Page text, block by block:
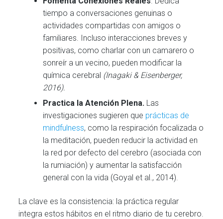
tiempo a conversaciones genuinas o
actividades compartidas con amigos o
familiares. Incluso interacciones breves y
positivas, como charlar con un camarero o
sonreír a un vecino, pueden modificar la
química cerebral (Inagaki & Eisenberger,
2016).
Practica la Atención Plena. Las
investigaciones sugieren que prácticas de
mindfulness, como la respiración focalizada o
la meditación, pueden reducir la actividad en
la red por defecto del cerebro (asociada con
la rumiación) y aumentar la satisfacción
general con la vida (Goyal et al., 2014).
La clave es la consistencia: la práctica regular
integra estos hábitos en el ritmo diario de tu cerebro.